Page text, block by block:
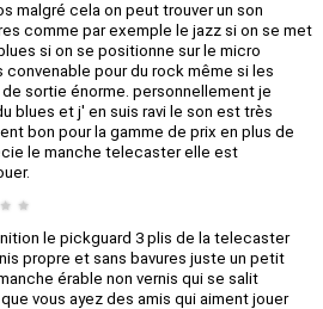
malgré cela on peut trouver un son
comme par exemple le jazz si on se met
si on se positionne sur le micro
pour du rock même si les
sortie énorme. personnellement je
blues et j' en suis ravi le son est très
bon pour la gamme de prix en plus de
le manche telecaster elle est
★ ★
le pickguard 3 plis de la telecaster
propre et sans bavures juste un petit
érable non vernis qui se salit
vous ayez des amis qui aiment jouer